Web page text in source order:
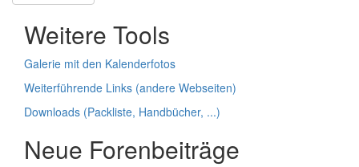
Weitere Tools
Galerie mit den Kalenderfotos
Weiterführende Links (andere Webseiten)
Downloads (Packliste, Handbücher, ...)
Neue Forenbeiträge